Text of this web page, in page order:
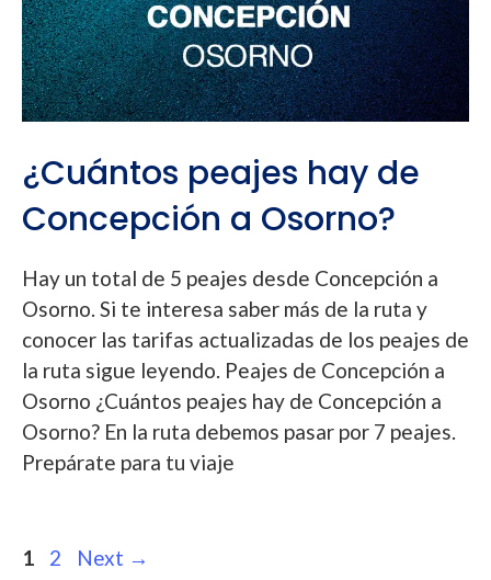
¿Cuántos peajes hay de
Concepción a Osorno?
Hay un total de 5 peajes desde Concepción a
Osorno. Si te interesa saber más de la ruta y
conocer las tarifas actualizadas de los peajes de
la ruta sigue leyendo. Peajes de Concepción a
Osorno ¿Cuántos peajes hay de Concepción a
Osorno? En la ruta debemos pasar por 7 peajes.
Prepárate para tu viaje
Post
Page
1 Page
2 Next →